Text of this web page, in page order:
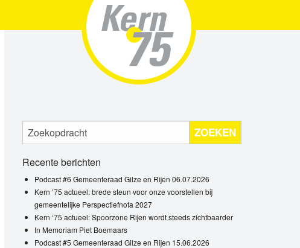
ZOEKEN
Recente berichten
Podcast #6 Gemeenteraad Gilze en Rijen 06.07.2026
Kern ’75 actueel: brede steun voor onze voorstellen bij
gemeentelijke Perspectiefnota 2027
Kern ‘75 actueel: Spoorzone Rijen wordt steeds zichtbaarder
In Memoriam Piet Boemaars
Podcast #5 Gemeenteraad Gilze en Rijen 15.06.2026